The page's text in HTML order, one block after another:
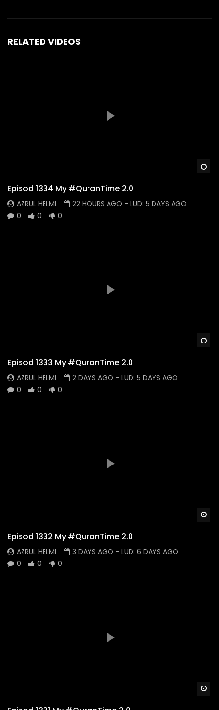
RELATED VIDEOS
Episod 1334 My #QuranTime 2.0
AZRUL HELMI 22 HOURS AGO - LUD: 5 DAYS AGO
0
0 0
Episod 1333 My #QuranTime 2.0
AZRUL HELMI 2 DAYS AGO - LUD: 5 DAYS AGO
0
0 0
Episod 1332 My #QuranTime 2.0
AZRUL HELMI 3 DAYS AGO - LUD: 6 DAYS AGO
0
0 0